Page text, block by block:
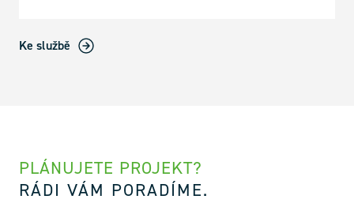
Ke službě
PLÁNUJETE PROJEKT?
RÁDI VÁM PORADÍME.